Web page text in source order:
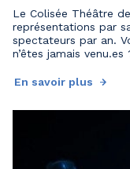
Le Colisée Théâtre
représentations par
spectateurs par an.
n’êtes jamais
En savoir plus